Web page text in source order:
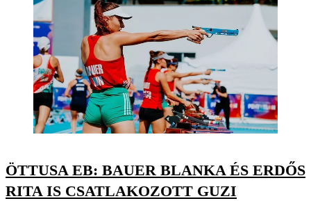
ÖTTUSA EB: BAUER BLANKA ÉS ERDŐS
RITA IS CSATLAKOZOTT GUZI